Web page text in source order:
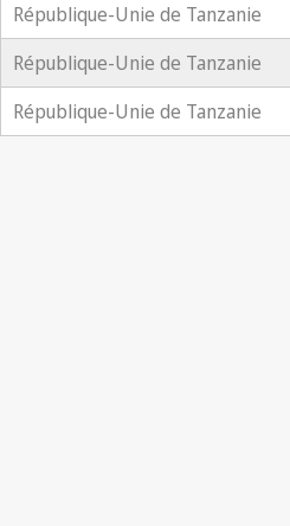
République-Unie de Tanzanie
République-Unie de Tanzanie
République-Unie de Tanzanie